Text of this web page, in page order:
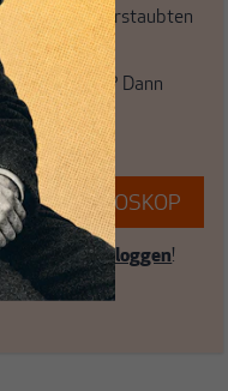
engen und verstaubten
frische Luft? Dann
dem Button.
SIE MAKROSKOP
Dann hiereinloggen!